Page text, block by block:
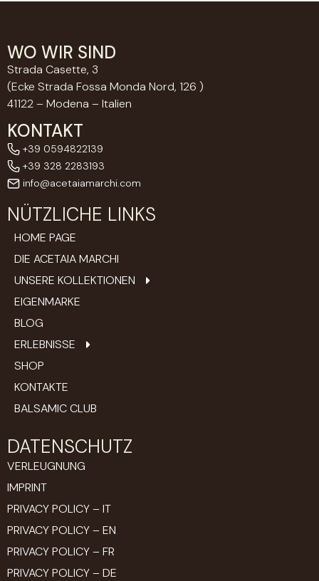
WO WIR SIND
Strada Casette, 3
(Ecke Strada Fossa Monda Nord, 126 )
41122 – Modena – Italien
KONTAKT
+39 0594822139
+39 328 2283193
info@acetaiamarchi.com
NÜTZLICHE LINKS
HOME PAGE
DIE ACETAIA MARCHI
UNSERE KOLLEKTIONEN
EIGENMARKE
BLOG
ERLEBNISSE
SHOP
KONTAKTE
BALSAMIC CLUB
DATENSCHUTZ
VERLEUGNUNG
IMPRINT
PRIVACY POLICY – IT
PRIVACY POLICY – EN
PRIVACY POLICY – FR
PRIVACY POLICY – DE